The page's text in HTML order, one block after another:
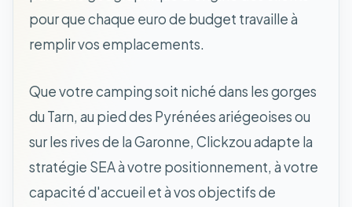
pour que chaque euro de budget travaille à
remplir vos emplacements.
Que votre camping soit niché dans les gorges
du Tarn, au pied des Pyrénées ariégeoises ou
sur les rives de la Garonne, Clickzou adapte la
stratégie SEA à votre positionnement, à votre
capacité d'accueil et à vos objectifs de